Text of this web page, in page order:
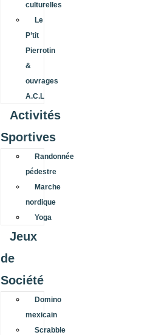
culturelles
Le
P’tit
Pierrotin
&
ouvrages
A.C.L
Activités
Sportives
Randonnée
pédestre
Marche
nordique
Yoga
Jeux
de
Société
Domino
mexicain
Scrabble